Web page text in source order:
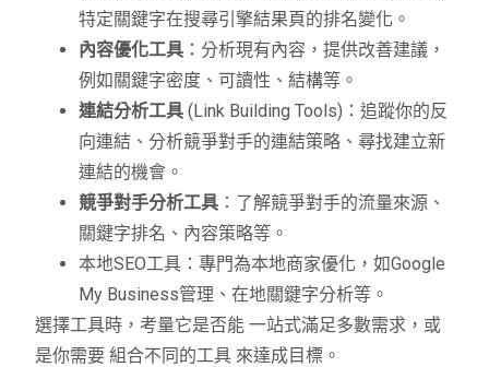
特定關鍵字在搜尋引擎結果頁的排名變化。
內容優化工具 ：分析現有內容，提供改善建議，
例如關鍵字密度、可讀性、結構等。
連結分析工具 (Link Building Tools)：追蹤你的反
向連結、分析競爭對手的連結策略、尋找建立新
連結的機會。
競爭對手分析工具 ：了解競爭對手的流量來源、
關鍵字排名、內容策略等。
本地SEO工具：專門為本地商家優化，如Google
My Business管理、在地關鍵字分析等。
選擇工具時，考量它是否能 一站式滿足多數需求，或
是你需要 組合不同的工具 來達成目標。